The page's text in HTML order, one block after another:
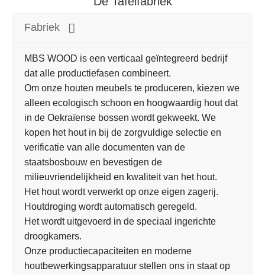
Fabriek
MBS WOOD is een verticaal geïntegreerd bedrijf
dat alle productiefasen combineert.
Om onze houten meubels te produceren, kiezen we
alleen ecologisch schoon en hoogwaardig hout dat
in de Oekraïense bossen wordt gekweekt. We
kopen het hout in bij de zorgvuldige selectie en
verificatie van alle documenten van de
staatsbosbouw en bevestigen de
milieuvriendelijkheid en kwaliteit van het hout.
Het hout wordt verwerkt op onze eigen zagerij.
Houtdroging wordt automatisch geregeld.
Het wordt uitgevoerd in de speciaal ingerichte
droogkamers.
Onze productiecapaciteiten en moderne
houtbewerkingsapparatuur stellen ons in staat op